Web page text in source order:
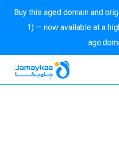
Buy this aged domain and
1) — now available at a